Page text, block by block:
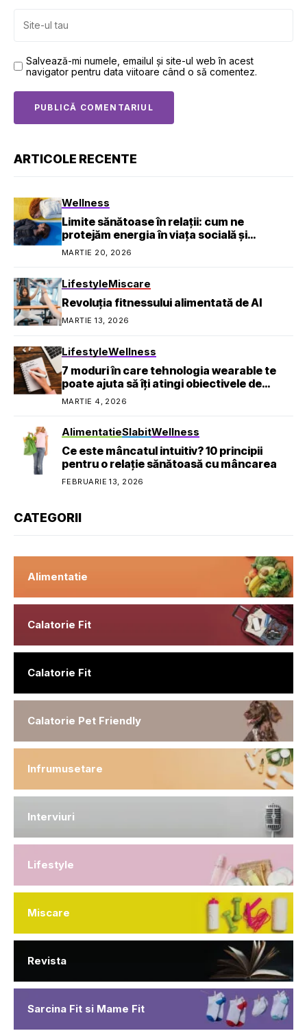
Salvează-mi numele, emailul și site-ul web în acest
navigator pentru data viitoare când o să comentez.
ARTICOLE RECENTE
Wellness
Limite sănătoase în relații: cum ne
protejăm energia în viața socială și
profesională
MARTIE 20, 2026
LifestyleMiscare
Revoluția fitnessului alimentată de AI
MARTIE 13, 2026
LifestyleWellness
7 moduri în care tehnologia wearable te
poate ajuta să îți atingi obiectivele de
sănătate
MARTIE 4, 2026
AlimentatieSlabitWellness
Ce este mâncatul intuitiv? 10 principii
pentru o relație sănătoasă cu mâncarea
FEBRUARIE 13, 2026
CATEGORII
Alimentatie
Calatorie Fit
Calatorie Fit
Calatorie Pet Friendly
Infrumusetare
Interviuri
Lifestyle
Miscare
Revista
Sarcina Fit si Mame Fit